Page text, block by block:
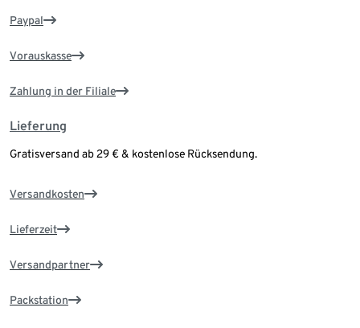
Paypal
Vorauskasse
Zahlung in der Filiale
Lieferung
Gratisversand ab 29 € & kostenlose Rücksendung.
Versandkosten
Lieferzeit
Versandpartner
Packstation